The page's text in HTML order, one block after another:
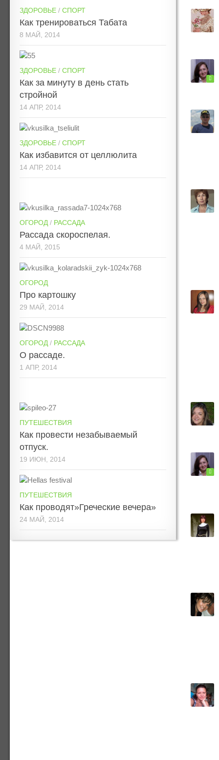
ЗДОРОВЬЕ / СПОРТ
Как тренироваться Табата
8 МАЙ, 2014
ЗДОРОВЬЕ / СПОРТ
Как за минуту в день стать
стройной
14 АПР, 2014
ЗДОРОВЬЕ / СПОРТ
Как избавится от целлюлита
14 АПР, 2014
ОГОРОД / РАССАДА
Рассада скороспелая.
4 МАЙ, 2015
ОГОРОД
Про картошку
29 МАЙ, 2014
ОГОРОД / РАССАДА
О рассаде.
1 АПР, 2014
ПУТЕШЕСТВИЯ
Как провести незабываемый
отпуск.
19 ИЮН, 2014
ПУТЕШЕСТВИЯ
Как проводят»Греческие вечера»
24 МАЙ, 2014